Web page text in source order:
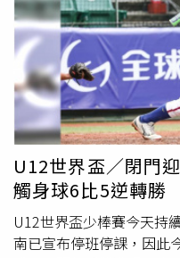
來女子棒球隊」，是國內
德文教基金會長期贊助。
級熱情，一早就在教室門
動！」資深選手也表示：
教基金會的支持下安心練
幸福。」頂新和德文教基
人魏應充先生長年關注基
源力量，用多元的方式支
教基金會長期公益夥伴—
持，連續兩年共捐贈230
300戶家庭營養補給。今
更首度導入「食育課程」
U12世界盃／閉門
觸身球6比5逆轉勝
U12世界盃少棒賽今天持
南已宣布停班停課，因此